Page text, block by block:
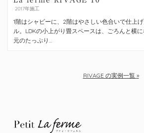
2017年施工
1階はシャビーに、2階はやさしい色合いで仕上
ル。LDKの小上がり畳スペースは、ごろんと横
元のたっぷり...
RIVAGE の実例一覧